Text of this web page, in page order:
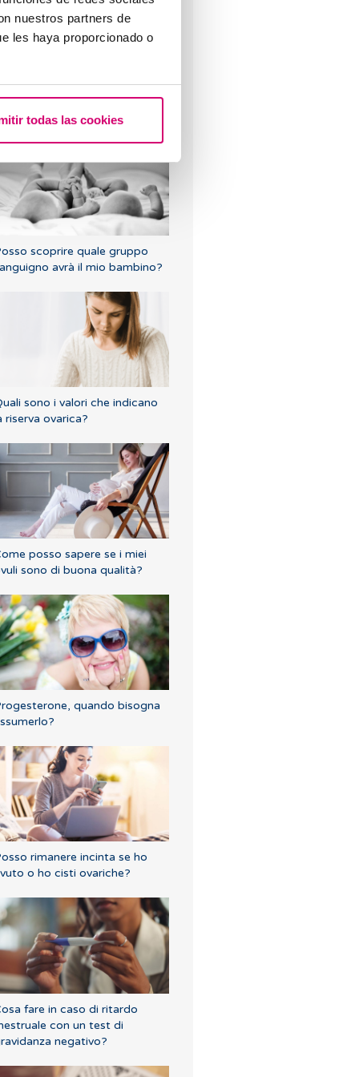
nuestros partners de
les haya proporcionado o
todas las cookies
e pavimento pelvico: la
relazione con la fertilità
scoprire quale gruppo
avrà il mio bambino?
sono i valori che indicano
riserva ovarica?
posso sapere se i miei
sono di buona qualità?
quando bisogna
rimanere incinta se ho
o ho cisti ovariche?
fare in caso di ritardo
con un test di
negativo?